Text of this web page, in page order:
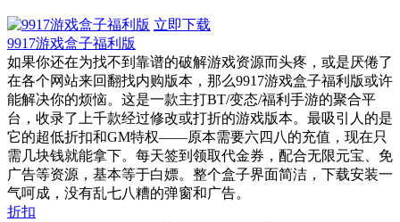
立即下载
9917游戏盒子福利版
如果你还在为找不到靠谱的破解游戏资源而头疼，或是厌倦了
在各个网站来回翻找内购版本，那么9917游戏盒子福利版或许
能解决你的烦恼。这是一款主打BT/变态/福利手游的聚合平
台，收录了上千款经过修改或打折的游戏版本。最吸引人的是
它的超低折扣和GM特权——原本需要六四八的充值，现在只
需几块钱就能拿下。每天签到领取代金券，配合无限元宝、免
广告等资源，基本等于白嫖。整个盒子界面简洁，下载安装一
气呵成，没有乱七八糟的弹窗和广告。
折扣